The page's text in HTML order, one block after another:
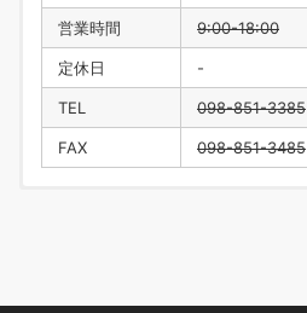
営業時間 9:00-18:00
定休日 -
TEL 098-851-3385
FAX 098-851-3485